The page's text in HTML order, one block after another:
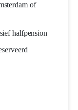
of
halfpension